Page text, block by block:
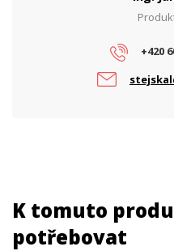
+420
K tomuto
potřebovat